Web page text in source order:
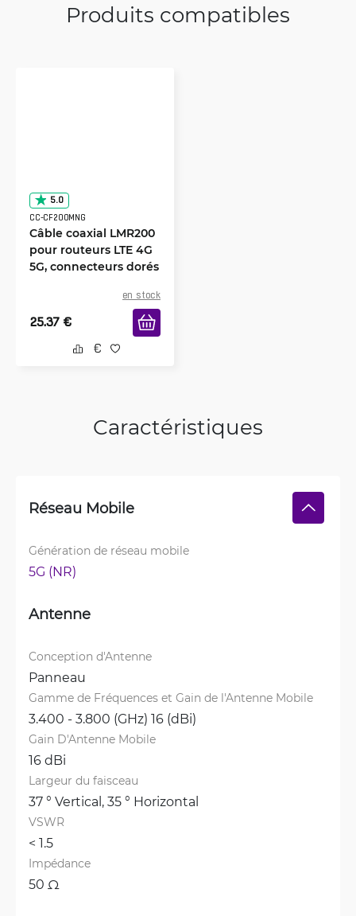
Produits compatibles
5.0
CC-CF200MNG
Câble coaxial LMR200
pour routeurs LTE 4G
5G, connecteurs dorés
en stock
25.37 €
Caractéristiques
Réseau Mobile
Génération de réseau mobile
5G (NR)
Antenne
Conception d'Antenne
Panneau
Gamme de Fréquences et Gain de l'Antenne Mobile
3.400 - 3.800 (GHz) 16 (dBi)
Gain D'Antenne Mobile
16 dBi
Largeur du faisceau
37 ° Vertical, 35 ° Horizontal
VSWR
< 1.5
Impédance
50 Ω